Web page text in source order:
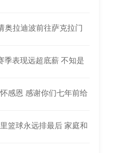
奥拉迪波前往萨克拉门
季表现远超底薪 不知是
感恩 感谢你们七年前给
篮球永远排最后 家庭和